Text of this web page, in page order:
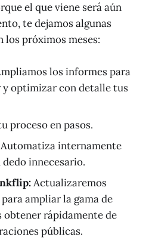
el que viene será aún
te dejamos algunas
los próximos meses:
los informes para
y optimizar con detalle tus
proceso en pasos.
Automatiza internamente
innecesario.
Actualizaremos
ampliar la gama de
obtener rápidamente de
públicas.